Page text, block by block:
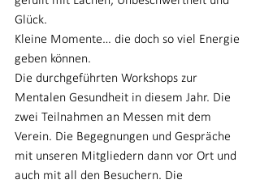
Glück.
Kleine Momente… die doch so viel Energie
geben können.
Die durchgeführten Workshops zur
Mentalen Gesundheit in diesem Jahr. Die
zwei Teilnahmen an Messen mit dem
Verein. Die Begegnungen und Gespräche
mit unseren Mitgliedern dann vor Ort und
auch mit all den Besuchern. Die